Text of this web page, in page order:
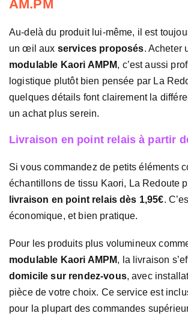
AM.PM
Au-delà du produit lui-même, il est
un œil aux services proposés. Acheter
modulable Kaori AMPM, c’est aussi
logistique plutôt bien pensée par La
quelques détails font clairement la
un achat plus serein.
Livraison en point relais à partir
Si vous commandez de petits éléments
échantillons de tissu Kaori, La Redoute
livraison en point relais dès 1,95€.
économique, et bien pratique.
Pour les produits plus volumineux
modulable Kaori AMPM, la livraison
domicile sur rendez-vous, avec
pièce de votre choix. Ce service est
pour la plupart des commandes